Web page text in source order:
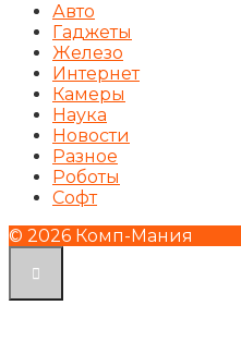
Авто
Гаджеты
Железо
Интернет
Камеры
Наука
Новости
Разное
Роботы
Софт
© 2026 Комп-Мания